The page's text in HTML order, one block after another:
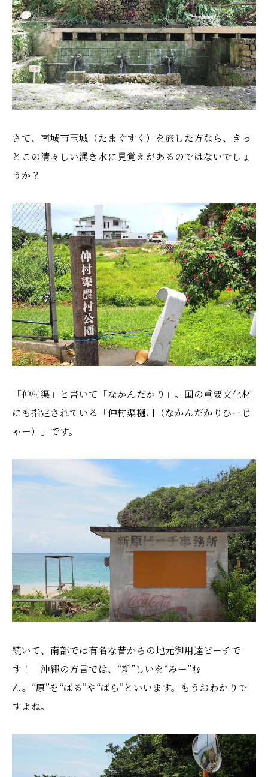
さて、南城市玉城（たまぐすく）を旅した方なら、きっ
とこの清々しい湧き水に見覚えがあるのではないでしょ
うか？
「仲村渠」と書いて「なかんだかり」。国の重要文化材
にも指定されている「仲村渠樋川（なかんだかりひーじ
ゃー）」です。
続いて、南部では有名な昔からの地元御用達ビーチで
す！ 沖繩の方言では、“新”しいを“みー”む
ん。“原”を“ばる”や“ばら”といいます。もうおわかりで
すよね。